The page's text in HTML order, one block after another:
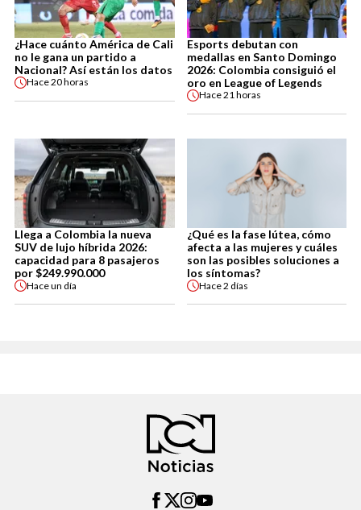
¿Hace cuánto América de Cali
no le gana un partido a
Nacional? Así están los datos
Hace20 horas
Esports debutan con
medallas en Santo Domingo
2026: Colombia consiguió el
oro en League of Legends
Hace21 horas
Llega a Colombia la nueva
SUV de lujo híbrida 2026:
capacidad para 8 pasajeros
por $249.990.000
Haceun día
¿Qué es la fase lútea, cómo
afecta a las mujeres y cuáles
son las posibles soluciones a
los síntomas?
Hace2 días